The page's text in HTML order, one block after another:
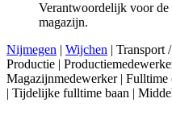
Verantwoordelijk voor de
magazijn.
Nijmegen | Wijchen | Transport
Productie |
Magazijnmedewerker | Fulltime
| Tijdelijke fulltime baan |